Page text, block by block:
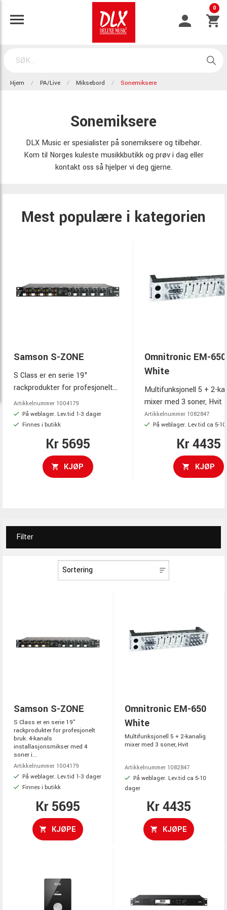
0
Hjem PA/Live Miksebord Sonemiksere
Sonemiksere
DLX Music er spesialister på sonemiksere og tilbehør.
Kom til Norges kuleste musikkbutikk og prøv i dag eller
kontakt oss så hjelper vi deg gjerne.
Mest populære i kategorien
Samson S-ZONE
S Class er en serie 19"
rackprodukter for profesjonelt
bruk. 4-kanals
installasjonsmikser med 4 soner
i stereo.
Artikkelnummer 1004179
På weblager. Lev.tid 1-3 dager
Finnes i butikk
Kr 5695
KJØP
Omnitronic EM-650
White
Multifunksjonell 5 + 2-
mixer med 3 soner, Hvit
Artikkelnummer 1082847
På weblager. Lev.tid ca 5-
Kr 4435
KJØP
Filter
Samson S-ZONE
S Class er en serie 19"
rackprodukter for profesjonelt
bruk. 4-kanals
installasjonsmikser med 4
soner i...
Artikkelnummer 1004179
På weblager. Lev.tid 1-3 dager
Finnes i butikk
Kr 5695
KJØPE
Omnitronic EM-650
White
Multifunksjonell 5 + 2-kanalig
mixer med 3 soner, Hvit
Artikkelnummer 1082847
På weblager. Lev.tid ca 5-10
dager
Kr 4435
KJØPE